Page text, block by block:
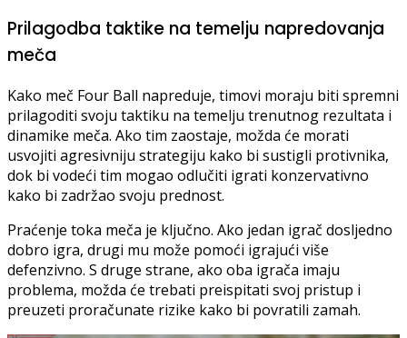
Prilagodba taktike na temelju napredovanja
meča
Kako meč Four Ball napreduje, timovi moraju biti spremni
prilagoditi svoju taktiku na temelju trenutnog rezultata i
dinamike meča. Ako tim zaostaje, možda će morati
usvojiti agresivniju strategiju kako bi sustigli protivnika,
dok bi vodeći tim mogao odlučiti igrati konzervativno
kako bi zadržao svoju prednost.
Praćenje toka meča je ključno. Ako jedan igrač dosljedno
dobro igra, drugi mu može pomoći igrajući više
defenzivno. S druge strane, ako oba igrača imaju
problema, možda će trebati preispitati svoj pristup i
preuzeti proračunate rizike kako bi povratili zamah.